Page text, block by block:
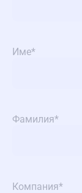
Име*
Фамилия*
Компания*